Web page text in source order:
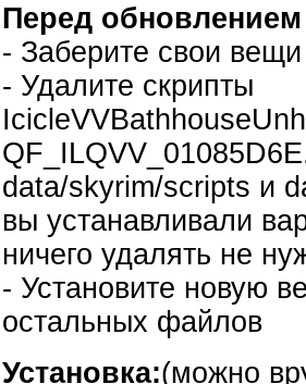
Перед обновлением
- Заберите свои
- Удалите скрипты
data/skyrim/scripts и
вы устанавливали
ничего удалять не
- Установите новую
остальных файлов
Установка:(можно